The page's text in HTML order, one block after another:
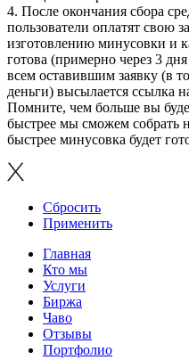
4. После окончания сбора
пользователи оплатят свою
изготовлению минусовки и
готова (примерно через 3
всем оставившим заявку (в
деньги) высылается ссылка
Помните, чем больше вы
быстрее мы сможем собрать
быстрее минусовка будет
Сбросить
Применить
Главная
Кто мы
Услуги
Биржа
Чаво
Отзывы
Портфолио